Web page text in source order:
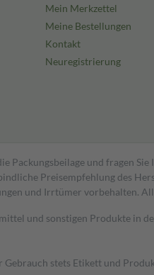
Mein Merkzettel
Meine Bestellungen
Kontakt
Neuregistrierung
Packungsbeilage und fragen
Preisempfehlung des
und Irrtümer vorbehalten.
und sonstigen Produkte in
Gebrauch stets Etikett und